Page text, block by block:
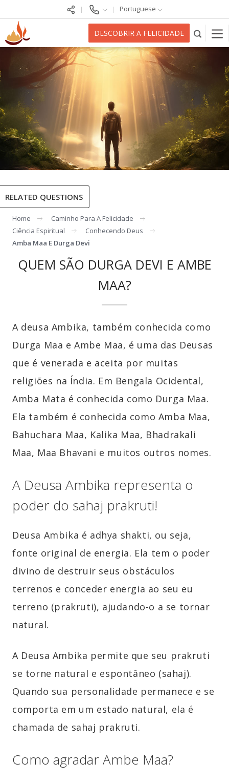
Portuguese
DESCOBRIR A FELICIDADE
RELATED QUESTIONS
Home
Caminho Para A Felicidade
Ciência Espiritual
Conhecendo Deus
Amba Maa E Durga Devi
QUEM SÃO DURGA DEVI E AMBE
MAA?
A deusa Ambika, também conhecida como
Durga Maa e Ambe Maa, é uma das Deusas
que é venerada e aceita por muitas
religiões na Índia. Em Bengala Ocidental,
Amba Mata é conhecida como Durga Maa.
Ela também é conhecida como Amba Maa,
Bahuchara Maa, Kalika Maa, Bhadrakali
Maa, Maa Bhavani e muitos outros nomes.
A Deusa Ambika representa o
poder do sahaj prakruti!
Deusa Ambika é adhya shakti, ou seja,
fonte original de energia. Ela tem o poder
divino de destruir seus obstáculos
terrenos e conceder energia ao seu eu
terreno (prakruti), ajudando-o a se tornar
natural.
A Deusa Ambika permite que seu prakruti
se torne natural e espontâneo (sahaj).
Quando sua personalidade permanece e se
comporta em um estado natural, ela é
chamada de sahaj prakruti.
Como agradar Ambe Maa?